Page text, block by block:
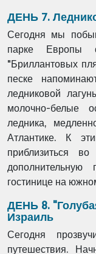
ДЕНЬ 7.
Сегодня мы
парке Европы
"Бриллантовых
песке
ледниковой
молочно-белые
ледника,
Атлантике. К
приблизиться
гостинице на
ДЕНЬ 8.
Израиль
Сегодня
путешествия.